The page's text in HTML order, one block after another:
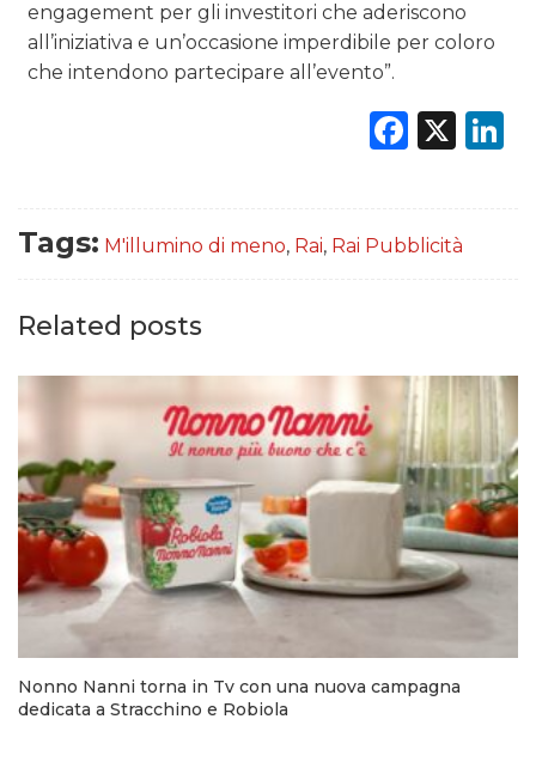
engagement per gli investitori che aderiscono
all’iniziativa e un’occasione imperdibile per coloro
che intendono partecipare all’evento”.
X
Tags: M'illumino di meno, Rai, Rai Pubblicità
Related posts
Nonno Nanni torna in Tv con una nuova campagna
dedicata a Stracchino e Robiola